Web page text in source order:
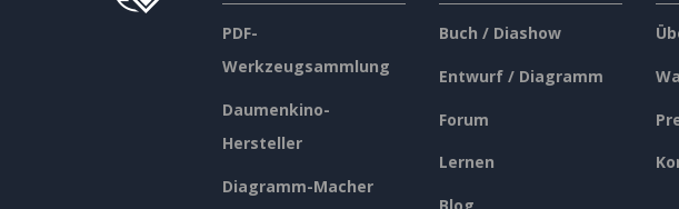
PDF-
Werkzeugsammlung
Daumenkino-
Hersteller
Diagramm-Macher
Buch / Diashow
Entwurf / Diagramm
Forum
Lernen